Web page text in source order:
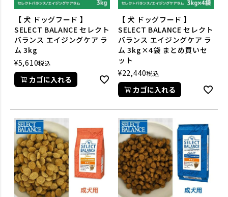
【 犬 ドッグフード 】
SELECT BALANCE セレクト
バランス エイジングケア ラ
ム 3kg
¥5,610税込
カゴに入れる
【 犬 ドッグフード 】
SELECT BALANCE セレクト
バランス エイジングケア ラ
ム 3kg×4袋 まとめ買いセ
ット
¥22,440税込
カゴに入れる